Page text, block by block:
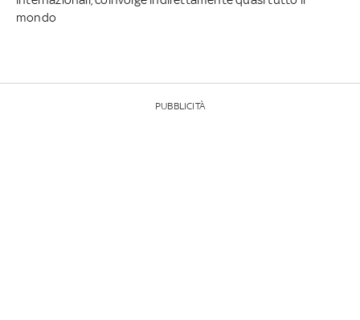
mondo
PUBBLICITÀ